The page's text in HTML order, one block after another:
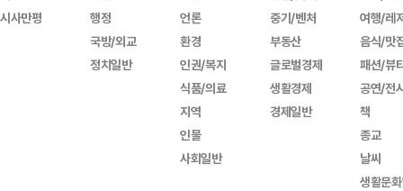
시사만평
행정
국방/외교
정치일반
언론
환경
인권/복지
식품/의료
지역
인물
사회일반
중기/벤처
부동산
글로벌경제
생활경제
경제일반
여행/레
음식/맛
패션/뷰
공연/전
책
종교
날씨
생활문